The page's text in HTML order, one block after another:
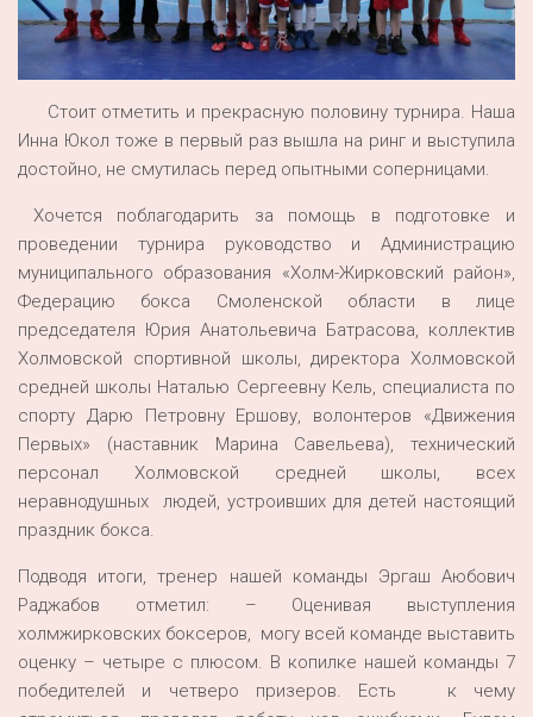
Стоит отметить и прекрасную половину турнира. Наша
Инна Юкол тоже в первый раз вышла на ринг и выступила
достойно, не смутилась перед опытными соперницами.
Хочется поблагодарить за помощь в подготовке и
проведении турнира руководство и Администрацию
муниципального образования «Холм-Жирковский район»,
Федерацию бокса Смоленской области в лице
председателя Юрия Анатольевича Батрасова, коллектив
Холмовской спортивной школы, директора Холмовской
средней школы Наталью Сергеевну Кель, специалиста по
спорту Дарю Петровну Ершову, волонтеров «Движения
Первых» (наставник Марина Савельева), технический
персонал Холмовской средней школы, всех
неравнодушных людей, устроивших для детей настоящий
праздник бокса.
Подводя итоги, тренер нашей команды Эргаш Аюбович
Раджабов отметил: – Оценивая выступления
холмжирковских боксеров, могу всей команде выставить
оценку – четыре с плюсом. В копилке нашей команды 7
победителей и четверо призеров. Есть к чему